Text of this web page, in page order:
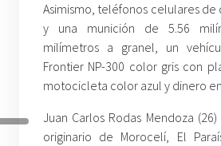
Asimismo, teléfonos celulares de
y una munición de 5.56
milímetros a granel, un
Frontier NP-300 color gris con
motocicleta color azul y dinero
Juan Carlos Rodas Mendoza (26)
originario de Morocelí, El